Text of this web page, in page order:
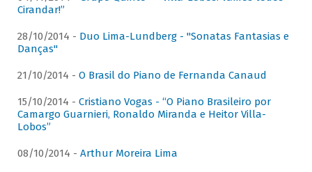
Cirandar!”
28/10/2014 - Duo Lima-Lundberg - "Sonatas Fantasias e
Danças"
21/10/2014 - O Brasil do Piano de Fernanda Canaud
15/10/2014 - Cristiano Vogas - “O Piano Brasileiro por
Camargo Guarnieri, Ronaldo Miranda e Heitor Villa-
Lobos”
08/10/2014 - Arthur Moreira Lima